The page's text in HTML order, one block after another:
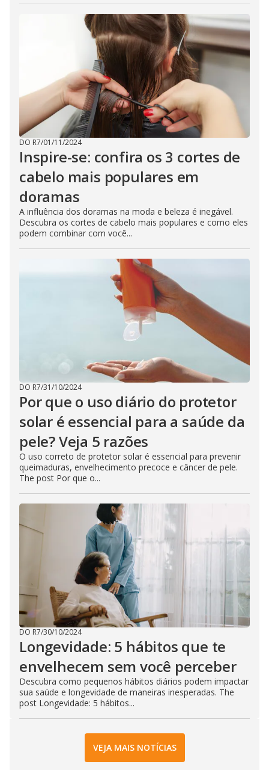
DO R7/01/11/2024
Inspire-se: confira os 3 cortes de
cabelo mais populares em
doramas
A influência dos doramas na moda e beleza é inegável.
Descubra os cortes de cabelo mais populares e como eles
podem combinar com você...
DO R7/31/10/2024
Por que o uso diário do protetor
solar é essencial para a saúde da
pele? Veja 5 razões
O uso correto de protetor solar é essencial para prevenir
queimaduras, envelhecimento precoce e câncer de pele.
The post Por que o...
DO R7/30/10/2024
Longevidade: 5 hábitos que te
envelhecem sem você perceber
Descubra como pequenos hábitos diários podem impactar
sua saúde e longevidade de maneiras inesperadas. The
post Longevidade: 5 hábitos...
VEJA MAIS NOTÍCIAS